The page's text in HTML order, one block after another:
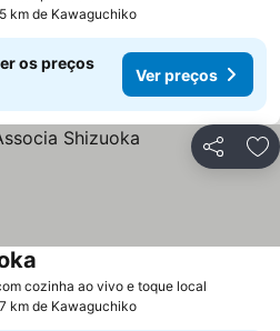
km de Kawaguchiko
os preços
Ver preços
Partilhar
cozinha ao vivo e toque local
km de Kawaguchiko